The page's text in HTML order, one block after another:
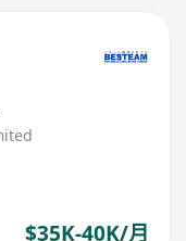
$35K-40K/月